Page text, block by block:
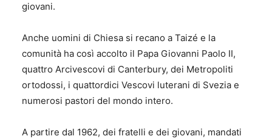
giovani.
Anche uomini di Chiesa si recano a Taizé e la
comunità ha così accolto il Papa Giovanni Paolo II,
quattro Arcivescovi di Canterbury, dei Metropoliti
ortodossi, i quattordici Vescovi luterani di Svezia e
numerosi pastori del mondo intero.
A partire dal 1962, dei fratelli e dei giovani, mandati